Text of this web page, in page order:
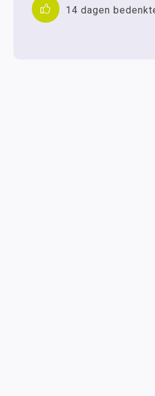
14 dagen